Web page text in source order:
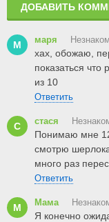
М маря
хах, обожаю,
показаться
из 10
Ответить
С стася
Понимаю мне
смотрю
много раз
Ответить
М Мама
Я конечно
ДОБАВИТЬ